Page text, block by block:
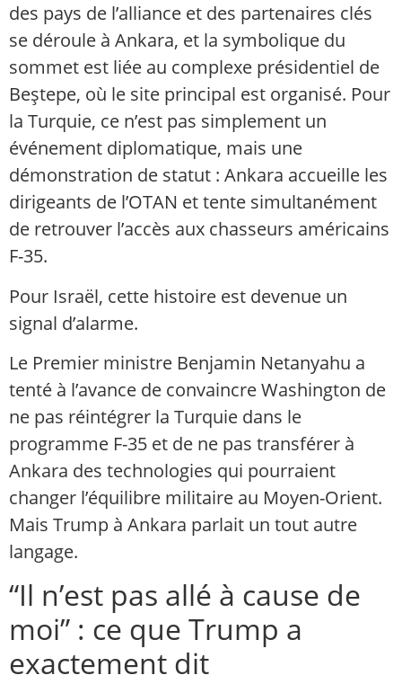
des pays de l’alliance et des partenaires clés
se déroule à Ankara, et la symbolique du
sommet est liée au complexe présidentiel de
Beştepe, où le site principal est organisé. Pour
la Turquie, ce n’est pas simplement un
événement diplomatique, mais une
démonstration de statut : Ankara accueille les
dirigeants de l’OTAN et tente simultanément
de retrouver l’accès aux chasseurs américains
F-35.
Pour Israël, cette histoire est devenue un
signal d’alarme.
Le Premier ministre Benjamin Netanyahu a
tenté à l’avance de convaincre Washington de
ne pas réintégrer la Turquie dans le
programme F-35 et de ne pas transférer à
Ankara des technologies qui pourraient
changer l’équilibre militaire au Moyen-Orient.
Mais Trump à Ankara parlait un tout autre
langage.
“Il n’est pas allé à cause de
moi” : ce que Trump a
exactement dit